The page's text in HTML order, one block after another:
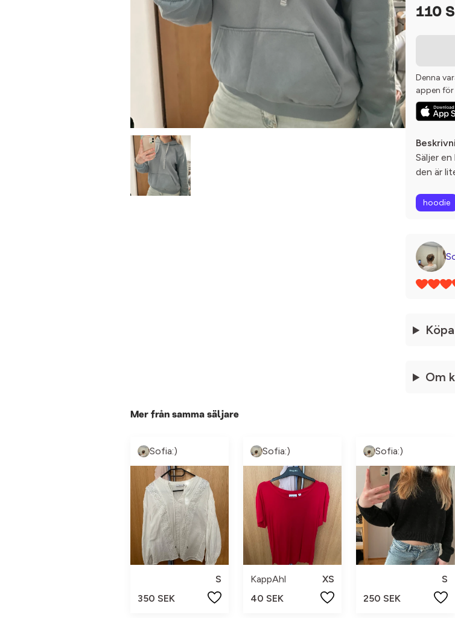
110
Denna
appen
Säljer
den är
hoodie
Om
Mer från samma säljare
Sofia:)
S
350 SEK
Sofia:)
KappAhl
XS
40 SEK
Sofia:)
S
250 SEK